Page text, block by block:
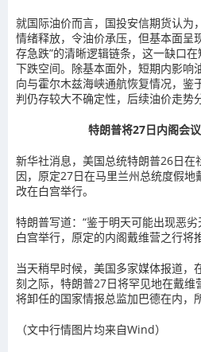
就国际油价而言，国投安信期货认为
情绪释放，令油价承压，但基本面呈
存急跌”的清晰逻辑链条，这一缺口
下跌空间。除基本面外，短期内影响
向与霍尔木兹海峡通航恢复情况，鉴
判仍存较大不确定性，后续油价走势
特朗普将27日内阁会
新华社消息，美国总统特朗普26日
因，原定27日在马里兰州总统度假
改在白宫举行。
特朗普写道：“鉴于明天可能出现恶
白宫举行，原定的内阁戴维营之行将
当天稍早时候，美国多家媒体报道，
刻之际，特朗普27日将罕见地在戴维
将卸任的国家情报总监加巴德在内，
（文中行情图片均来自Wind）